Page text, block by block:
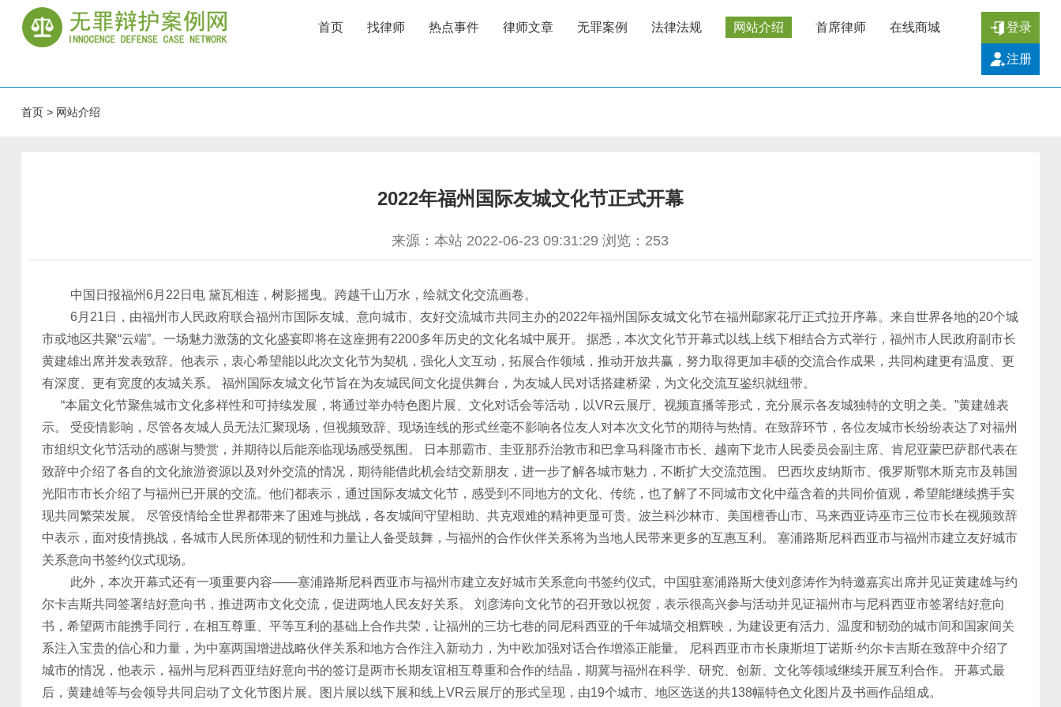
首页 找律师 热点事件 律师文章 无罪案例 法律法规 网站介绍 首席律师 在线商城 登录
注册
首页> 网站介绍
2022年福州国际友城文化节正式开幕
来源：本站 2022-06-23 09:31:29 浏览： 253
中国日报福州6月22日电 黛瓦相连，树影摇曳。跨越千山万水，绘就文化交流画卷。
6月21日，由福州市人民政府联合福州市国际友城、意向城市、友好交流城市共同主办的2022年福州国际友城文化节在福州鄢家花厅正式拉开序幕。来自世界各地的20个城
市或地区共聚“云端”。一场魅力激荡的文化盛宴即将在这座拥有2200多年历史的文化名城中展开。 据悉，本次文化节开幕式以线上线下相结合方式举行，福州市人民政府副市长
黄建雄出席并发表致辞。他表示，衷心希望能以此次文化节为契机，强化人文互动，拓展合作领域，推动开放共赢，努力取得更加丰硕的交流合作成果，共同构建更有温度、更
有深度、更有宽度的友城关系。 福州国际友城文化节旨在为友城民间文化提供舞台，为友城人民对话搭建桥梁，为文化交流互鉴织就纽带。
“本届文化节聚焦城市文化多样性和可持续发展，将通过举办特色图片展、文化对话会等活动，以VR云展厅、视频直播等形式，充分展示各友城独特的文明之美。”黄建雄表
示。 受疫情影响，尽管各友城人员无法汇聚现场，但视频致辞、现场连线的形式丝毫不影响各位友人对本次文化节的期待与热情。在致辞环节，各位友城市长纷纷表达了对福州
市组织文化节活动的感谢与赞赏，并期待以后能亲临现场感受氛围。 日本那霸市、圭亚那乔治敦市和巴拿马科隆市市长、越南下龙市人民委员会副主席、肯尼亚蒙巴萨郡代表在
致辞中介绍了各自的文化旅游资源以及对外交流的情况，期待能借此机会结交新朋友，进一步了解各城市魅力，不断扩大交流范围。 巴西坎皮纳斯市、俄罗斯鄂木斯克市及韩国
光阳市市长介绍了与福州已开展的交流。他们都表示，通过国际友城文化节，感受到不同地方的文化、传统，也了解了不同城市文化中蕴含着的共同价值观，希望能继续携手实
现共同繁荣发展。 尽管疫情给全世界都带来了困难与挑战，各友城间守望相助、共克艰难的精神更显可贵。波兰科沙林市、美国檀香山市、马来西亚诗巫市三位市长在视频致辞
中表示，面对疫情挑战，各城市人民所体现的韧性和力量让人备受鼓舞，与福州的合作伙伴关系将为当地人民带来更多的互惠互利。 塞浦路斯尼科西亚市与福州市建立友好城市
关系意向书签约仪式现场。
此外，本次开幕式还有一项重要内容——塞浦路斯尼科西亚市与福州市建立友好城市关系意向书签约仪式。中国驻塞浦路斯大使刘彦涛作为特邀嘉宾出席并见证黄建雄与约
尔卡吉斯共同签署结好意向书，推进两市文化交流，促进两地人民友好关系。 刘彦涛向文化节的召开致以祝贺，表示很高兴参与活动并见证福州市与尼科西亚市签署结好意向
书，希望两市能携手同行，在相互尊重、平等互利的基础上合作共荣，让福州的三坊七巷的同尼科西亚的千年城墙交相辉映，为建设更有活力、温度和韧劲的城市间和国家间关
系注入宝贵的信心和力量，为中塞两国增进战略伙伴关系和地方合作注入新动力，为中欧加强对话合作增添正能量。 尼科西亚市市长康斯坦丁诺斯·约尔卡吉斯在致辞中介绍了
城市的情况，他表示，福州与尼科西亚结好意向书的签订是两市长期友谊相互尊重和合作的结晶，期冀与福州在科学、研究、创新、文化等领域继续开展互利合作。 开幕式最
后，黄建雄等与会领导共同启动了文化节图片展。图片展以线下展和线上VR云展厅的形式呈现，由19个城市、地区选送的共138幅特色文化图片及书画作品组成。